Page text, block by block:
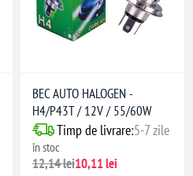
BEC AUTO HALOGEN -
H4/P43T / 12V / 55/60W
Timp de livrare:5-7 zile
în stoc
12,14 lei10,11 lei